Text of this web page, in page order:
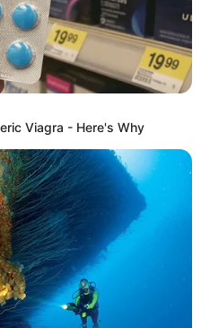
Viagra - Here's Why